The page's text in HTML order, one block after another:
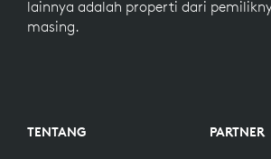
lainnya adalah properti dari
masing.
TENTANG PARTNER